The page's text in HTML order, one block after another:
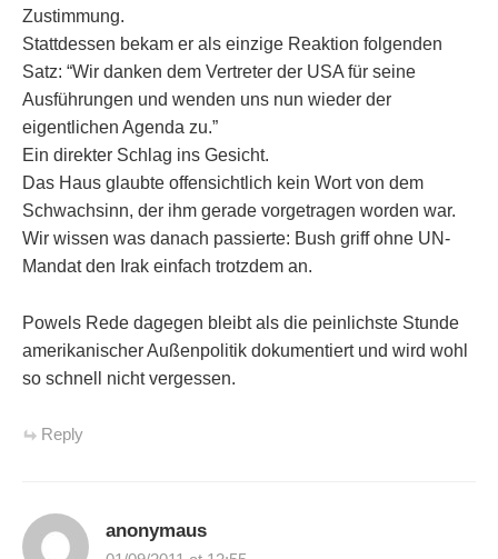
Zustimmung.
Stattdessen bekam er als einzige Reaktion folgenden
Satz: “Wir danken dem Vertreter der USA für seine
Ausführungen und wenden uns nun wieder der
eigentlichen Agenda zu.”
Ein direkter Schlag ins Gesicht.
Das Haus glaubte offensichtlich kein Wort von dem
Schwachsinn, der ihm gerade vorgetragen worden war.
Wir wissen was danach passierte: Bush griff ohne UN-
Mandat den Irak einfach trotzdem an.
Powels Rede dagegen bleibt als die peinlichste Stunde
amerikanischer Außenpolitik dokumentiert und wird wohl
so schnell nicht vergessen.
Reply
anonymaus